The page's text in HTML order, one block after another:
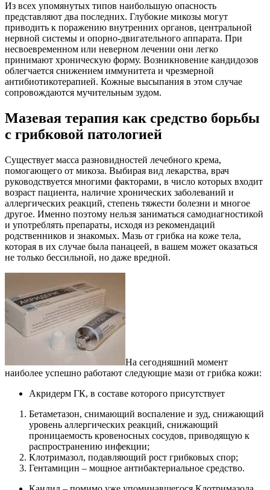
Из всех упомянутых типов наибольшую опасность
представляют два последних. Глубокие микозы могут
приводить к поражению внутренних органов, центральной
нервной системы и опорно-двигательного аппарата. При
несвоевременном или неверном лечении они легко
принимают хроническую форму. Возникновение кандидозов
облегчается снижением иммунитета и чрезмерной
антибиотикотерапией. Кожные высыпания в этом случае
сопровождаются мучительным зудом.
Мазевая терапия как средство борьбы
с грибковой патологией
Существует масса разновидностей лечебного крема,
помогающего от микоза. Выбирая вид лекарства, врач
руководствуется многими факторами, в число которых входит
возраст пациента, наличие хронических заболеваний и
аллергических реакций, степень тяжести болезни и многое
другое. Именно поэтому нельзя заниматься самодиагностикой
и употреблять препараты, исходя из рекомендаций
родственников и знакомых. Мазь от грибка на коже тела,
которая в их случае была панацеей, в вашем может оказаться
не только бессильной, но даже вредной.
На сегодняшний момент
наиболее успешно работают следующие мази от грибка кожи:
Акридерм ГК, в составе которого присутствует
Бетаметазон, снимающий воспаление и зуд, снижающий
уровень аллергических реакций, снижающий
проницаемость кровеносных сосудов, приводящую к
распространению инфекции;
Клотримазол, подавляющий рост грибковых спор;
Гентамицин – мощное антибактериальное средство.